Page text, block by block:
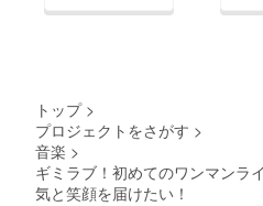
トップ >
プロジェクトをさがす >
音楽 >
ギミラブ！初めてのワンマンラ
気と笑顔を届けたい！